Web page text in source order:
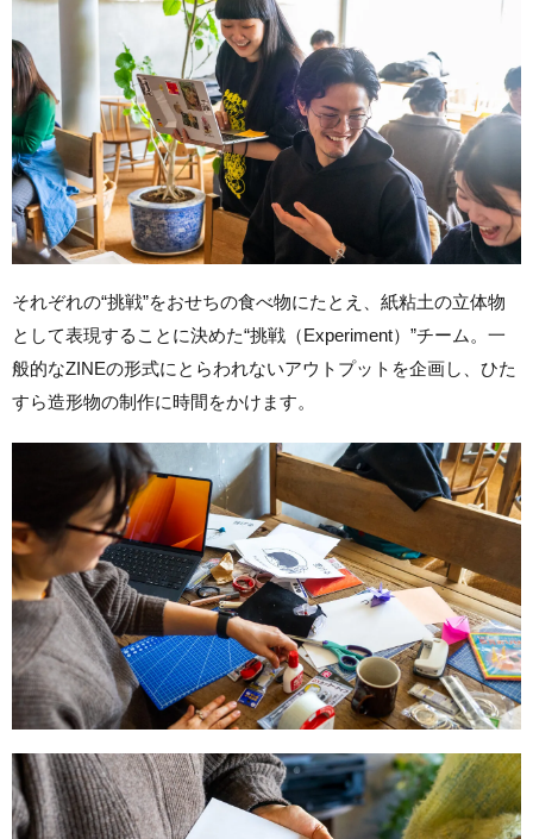
それぞれの“挑戦”をおせちの食べ物にたとえ、紙粘土の立体物
として表現することに決めた“挑戦（Experiment）”チーム。一
般的なZINEの形式にとらわれないアウトプットを企画し、ひた
すら造形物の制作に時間をかけます。